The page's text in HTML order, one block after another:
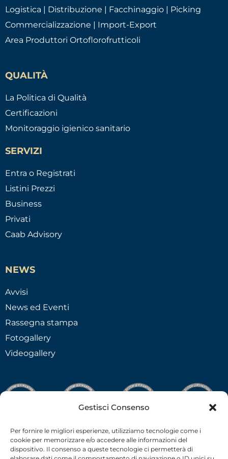
Gestisci Consenso
Per fornire le migliori esperienze, utilizziamo tecnologie come i
cookie per memorizzare e/o accedere alle informazioni del
dispositivo. Il consenso a queste tecnologie ci permetterà di
Logistica | Distribuzione | Facchinaggio | Picking
Commercializzazione | Import-Export
Area Produttori Ortoflorofrutticoli
QUALITÀ
La Politica di Qualità
Certificazioni
Monitoraggio igienico sanitario
SERVIZI
Entra o Registrati
Listini Prezzi
Business
Privati
Caab Advisory
NEWS
Avvisi
News ed Eventi
Rassegna stampa
Fotogallery
Videogallery